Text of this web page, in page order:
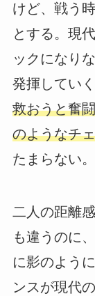
けど、戦う
とする。現
ックになり
発揮してい
救おうと奮
のようなチ
たまらない。
二人の距離
も違うのに
に影のよう
ンスが現代